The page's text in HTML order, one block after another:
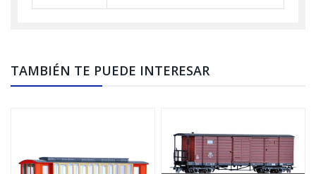
TAMBIÉN TE PUEDE INTERESAR